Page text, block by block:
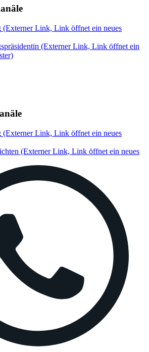
(Externer Link, Link öffnet ein neues
(Externer Link, Link öffnet ein
(Externer Link, Link öffnet ein neues
(Externer Link, Link öffnet ein neues